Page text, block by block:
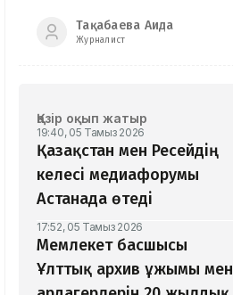
Тақабаева Аида
Журналист
Қазір оқып жатыр
19:40, 05 Тамыз 2026
Қазақстан мен Ресейдің
келесі медиафорумы
Астанада өтеді
17:52, 05 Тамыз 2026
Мемлекет басшысы
Ұлттық архив ұжымы мен